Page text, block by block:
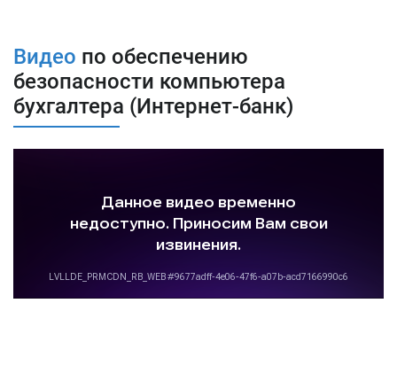
и доводятся до сведения клиентов регламенты работы с
системой. При этом очень небольшое количество клиентов
соблюдает требования регламента. Иногда по причине
непонимания его положений, а иногда и по причине
халатности. В 9 из 10 случаев именно это является
мошеннических операций без его воли, а в случае любых
установленных нарушений регламента работы с системой
Банк-клиент, доказать вину банка уже вовсе не возможно.
безопасного рабочего места бухгалтера (защита системы ДБО
на стороне клиента, защита компьютера ДБО). Суть услуги
Видео по обеспечению
безопасности компьютера
бухгалтера (Интернет-банк)